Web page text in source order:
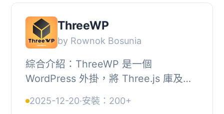
ThreeWP
by Rownok Bosunia
綜合介紹：ThreeWP 是一個
WordPress 外掛，將 Three.js 庫及其
中，使用自定義捆綁文件。這個設置讓
2025-12-20·安裝：200+